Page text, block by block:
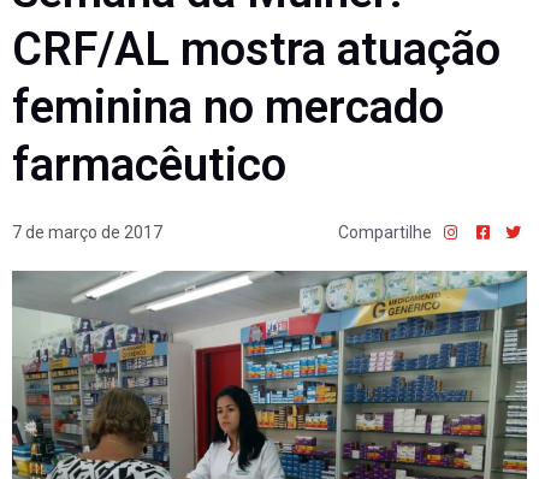
CRF/AL mostra atuação
feminina no mercado
farmacêutico
7 de março de 2017 Compartilhe